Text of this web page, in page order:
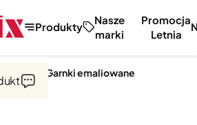
Produkty
Nasze
marki
Promocja
Letnia
Garnki emaliowane